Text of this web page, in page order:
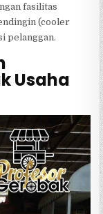
fasilitas
(cooler
pelanggan.
Usaha